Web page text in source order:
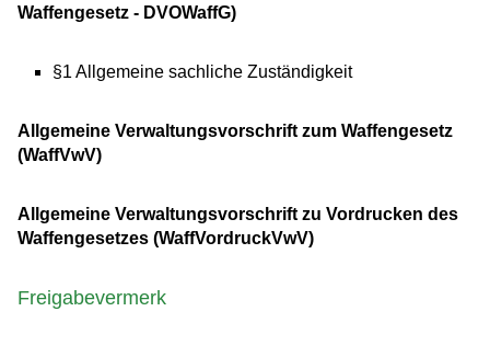
Waffengesetz - DVOWaffG)
§1 Allgemeine sachliche Zuständigkeit
Allgemeine Verwaltungsvorschrift zum Waffengesetz
(WaffVwV)
Allgemeine Verwaltungsvorschrift zu Vordrucken des
Waffengesetzes (WaffVordruckVwV)
Freigabevermerk